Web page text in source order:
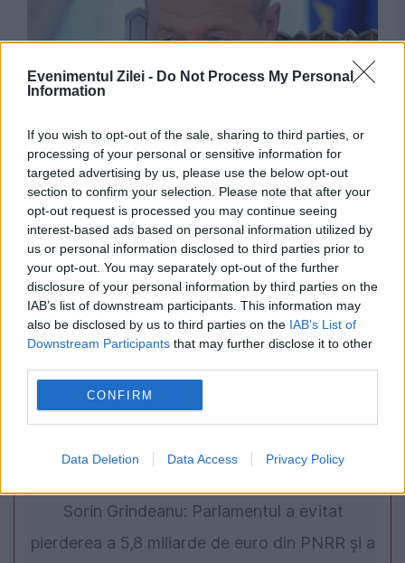
Evenimentul Zilei - Do Not Process My Personal
Information
If you wish to opt-out of the sale, sharing to third parties, or
processing of your personal or sensitive information for
targeted advertising by us, please use the below opt-out
section to confirm your selection. Please note that after your
opt-out request is processed you may continue seeing
interest-based ads based on personal information utilized by
us or personal information disclosed to third parties prior to
your opt-out. You may separately opt-out of the further
disclosure of your personal information by third parties on the
IAB’s list of downstream participants. This information may
also be disclosed by us to third parties on the IAB’s List of
Downstream Participants that may further disclose it to other
CONFIRM
Data Deletion Data Access Privacy Policy
POLITICA
Traian Băsescu consideră că Ilie Bolojan
trebuie să refacă alianța cu PSD: „Țara e mai
importantă decât orgoliul”
Sorin Grindeanu: Parlamentul a evitat
pierderea a 5,8 miliarde de euro din PNRR și a